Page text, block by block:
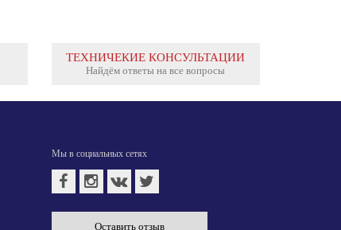
ТЕХНИЧЕКИЕ КОНСУЛЬТАЦИИ
Найдём ответы на все вопросы
Мы в социальных сетях
Оставить отзыв